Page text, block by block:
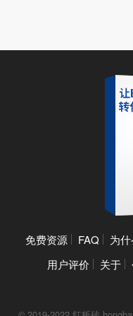
免费资源 FAQ 为
用户评价
关于